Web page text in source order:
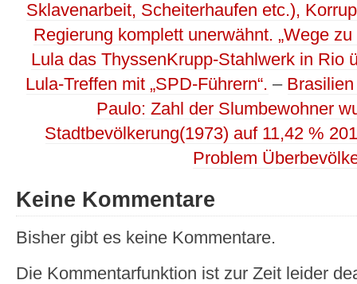
Sklavenarbeit, Scheiterhaufen etc.),
Regierung komplett unerwähnt. „Wege
Lula das ThyssenKrupp-Stahlwerk in
Lula-Treffen mit „SPD-Führern“. –
Paulo: Zahl der Slumbewohner
Stadtbevölkerung(1973) auf 11,42 %
Problem
Keine Kommentare
Bisher gibt es keine Kommentare.
Die Kommentarfunktion ist zur Zeit leider